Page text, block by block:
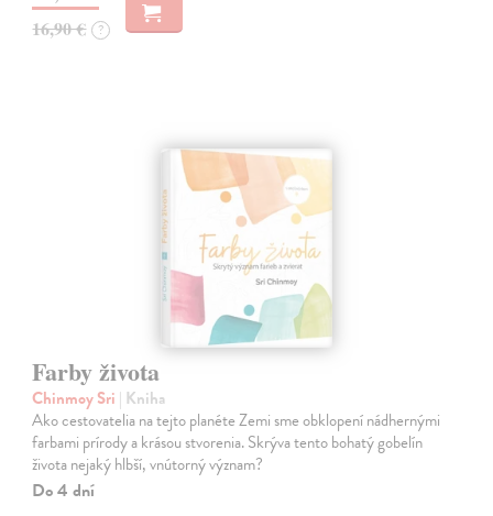
16,90 € ?
Farby života
Chinmoy Sri | Kniha
Ako cestovatelia na tejto planéte Zemi sme obklopení nádhernými
farbami prírody a krásou stvorenia. Skrýva tento bohatý gobelín
života nejaký hlbší, vnútorný význam?
Do 4 dní